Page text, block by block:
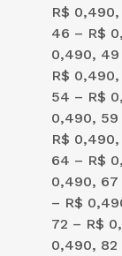
R$
46 – R$
0,490, 49
R$
54 – R$
0,490, 59
R$
64 – R$
0,490, 67
– R$
72 – R$
0,490, 82